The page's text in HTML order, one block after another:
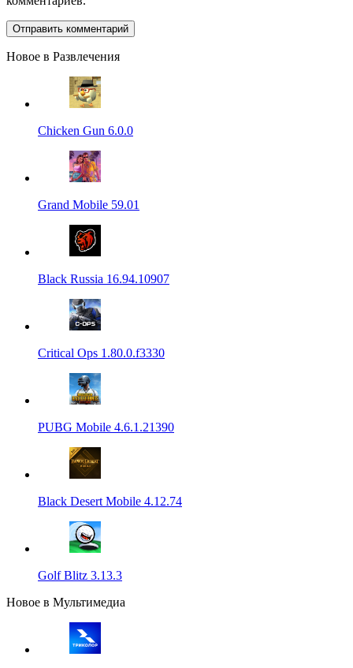
Новое в Развлечения
Chicken Gun 6.0.0
Grand Mobile 59.01
Black Russia 16.94.10907
Critical Ops 1.80.0.f3330
PUBG Mobile 4.6.1.21390
Black Desert Mobile 4.12.74
Golf Blitz 3.13.3
Новое в Мультимедиа